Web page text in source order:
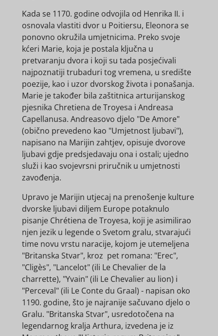
Kada se 1170. godine odvojila od Henrika II. i
osnovala vlastiti dvor u Poitiersu, Eleonora se
ponovno okružila umjetnicima. Preko svoje
kćeri Marie, koja je postala ključna u
pretvaranju dvora i koji su tada posjećivali
najpoznatiji trubaduri tog vremena, u središte
poezije, kao i uzor dvorskog života i ponašanja.
Marie je također bila zaštitnica arturijanskog
pjesnika Chretiena de Troyesa i Andreasa
Capellanusa. Andreasovo djelo "De Amore"
(obično prevedeno kao "Umjetnost ljubavi"),
napisano na Marijin zahtjev, opisuje dvorove
ljubavi gdje predsjedavaju ona i ostali; ujedno
služi i kao svojevrsni priručnik u umjetnosti
zavođenja.
Upravo je Marijin utjecaj na prenošenje kulture
dvorske ljubavi diljem Europe potaknulo
pisanje Chrétiena de Troyesa, koji je asimilirao
njen jezik u legende o Svetom gralu, stvarajući
time novu vrstu naracije, kojom je utemeljena
"Britanska Stvar", kroz pet romana: "Erec",
"Cligès", "Lancelot" (ili Le Chevalier de la
charrette), "Yvain" (ili Le Chevalier au lion) i
"Perceval" (ili Le Conte du Graal) - napisan oko
1190. godine, što je najranije sačuvano djelo o
Gralu. "Britanska Stvar", usredotočena na
legendarnog kralja Arthura, izvedena je iz